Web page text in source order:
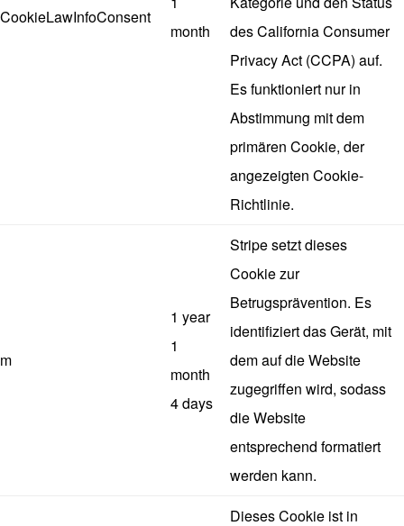
CookieLawInfoConsent
month
des California Consumer
Privacy Act (CCPA) auf.
Es funktioniert nur in
Abstimmung mit dem
primären Cookie, der
angezeigten Cookie-
Richtlinie.
m
1 year
1
month
4 days
Stripe setzt dieses
Cookie zur
Betrugsprävention. Es
identifiziert das Gerät, mit
dem auf die Website
zugegriffen wird, sodass
die Website
entsprechend formatiert
werden kann.
Dieses Cookie ist in